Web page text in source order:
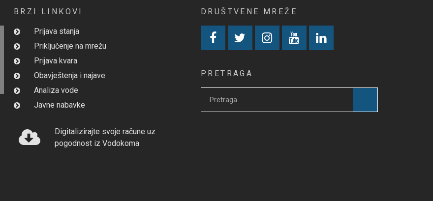
BRZI LINKOVI
Prijava stanja
Priključenje na mrežu
Prijava kvara
Obavještenja i najave
Analiza vode
Javne nabavke
Digitalizirajte svoje račune uz
pogodnost iz Vodokoma
DRUŠTVENE MREŽE
PRETRAGA